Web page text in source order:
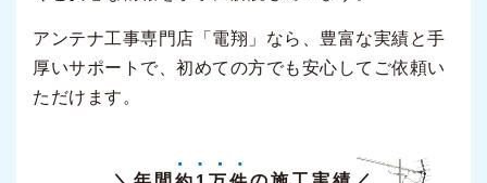
アンテナ工事専門店「電翔」なら、豊富な実績と手
厚いサポートで、初めての方でも安心してご依頼い
ただけます。